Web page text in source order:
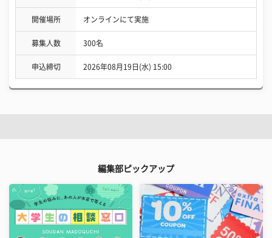
開催場所 オンラインにて実施
募集人数 300名
申込締切 2026年08月19日(水) 15:00
編集部ピックアップ